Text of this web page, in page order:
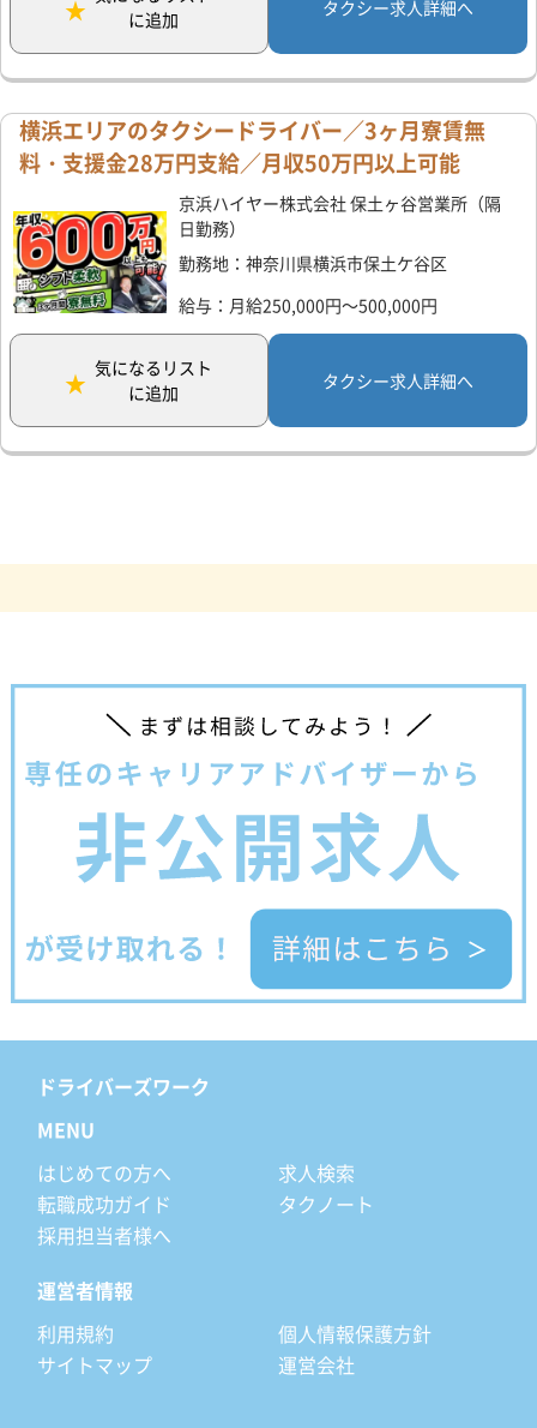
に追加
タクシー求人詳細へ
横浜エリアのタクシードライバー／3ヶ月寮賃無
料・支援金28万円支給／月収50万円以上可能
京浜ハイヤー株式会社 保土ヶ谷営業所（隔
日勤務）
勤務地：神奈川県横浜市保土ケ谷区
給与：月給250,000円～500,000円
気になるリスト
に追加
タクシー求人詳細へ
ドライバーズワーク
MENU
はじめての方へ
求人検索
転職成功ガイド
タクノート
採用担当者様へ
運営者情報
利用規約
個人情報保護方針
サイトマップ
運営会社